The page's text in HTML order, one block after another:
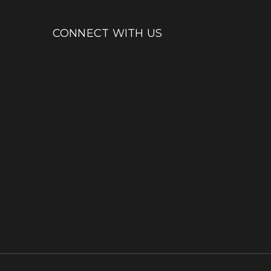
CONNECT WITH US